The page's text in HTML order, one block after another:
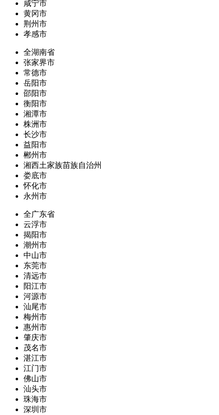
咸宁市
黄冈市
荆州市
孝感市
全湖南省
张家界市
常德市
岳阳市
邵阳市
衡阳市
湘潭市
株洲市
长沙市
益阳市
郴州市
湘西土家族苗族自治州
娄底市
怀化市
永州市
全广东省
云浮市
揭阳市
潮州市
中山市
东莞市
清远市
阳江市
河源市
汕尾市
梅州市
惠州市
肇庆市
茂名市
湛江市
江门市
佛山市
汕头市
珠海市
深圳市